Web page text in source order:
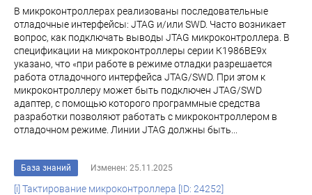
В микроконтроллерах реализованы последовательные
отладочные интерфейсы: JTAG и/или SWD. Часто возникает
вопрос, как подключать выводы JTAG микроконтроллера. В
спецификации на микроконтроллеры серии К1986ВЕ9х
указано, что «при работе в режиме отладки разрешается
работа отладочного интерфейса JTAG/SWD. При этом к
микроконтроллеру может быть подключен JTAG/SWD
адаптер, с помощью которого программные средства
разработки позволяют работать с микроконтроллером в
отладочном режиме. Линии JTAG должны быть...
База знаний Изменен: 25.11.2025
[i] Тактирование микроконтроллера [ID: 24252]